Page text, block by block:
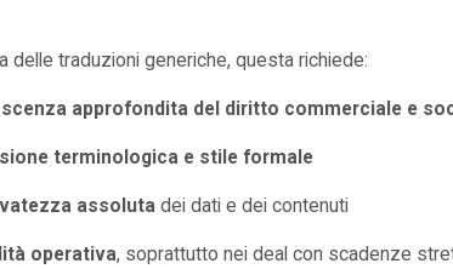
delle traduzioni generiche, questa richiede:
approfondita del diritto commerciale e
terminologica e stile formale
assoluta dei dati e dei contenuti
operativa, soprattutto nei deal con scadenze